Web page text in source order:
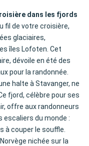
dans les fjords
fil de votre croisière,
glaciaires,
îles Lofoten. Cet
dévoile en été des
pour la randonnée.
halte à Stavanger, ne
fjord, célèbre pour ses
offre aux randonneurs
escaliers du monde :
à couper le souffle.
nichée sur la